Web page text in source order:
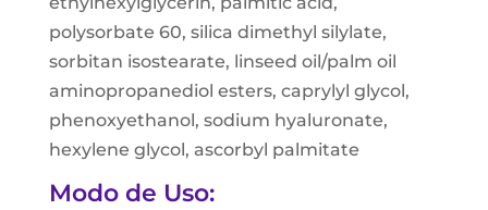
polysorbate 60, silica dimethyl silylate,
sorbitan isostearate, linseed oil/palm oil
aminopropanediol esters, caprylyl glycol,
phenoxyethanol, sodium hyaluronate,
hexylene glycol, ascorbyl palmitate
Modo de Uso: